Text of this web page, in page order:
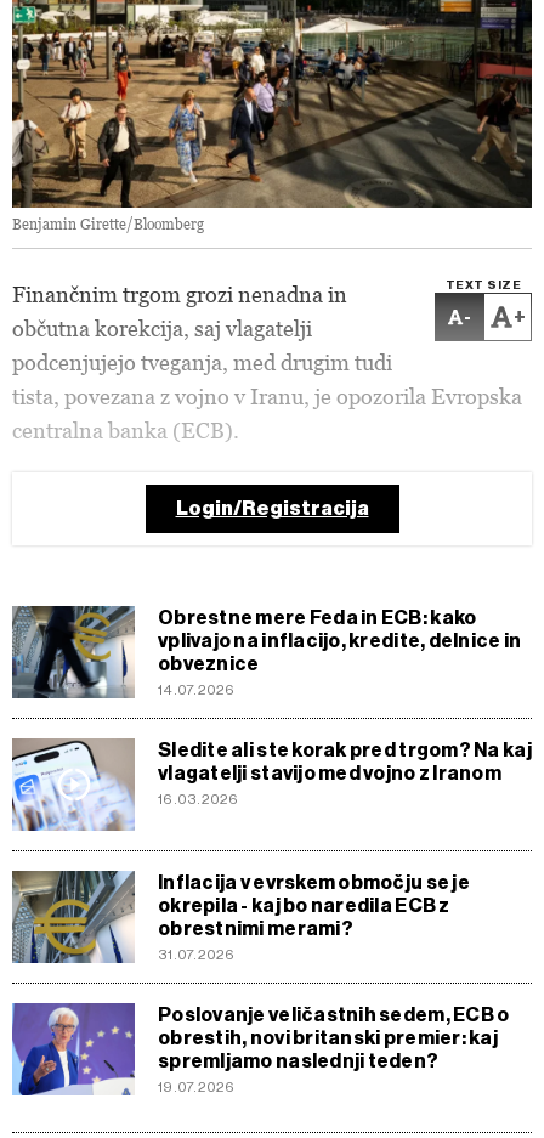
Benjamin Girette/Bloomberg
TEXT SIZE
- +
Finančnim trgom grozi nenadna in
občutna korekcija, saj vlagatelji
podcenjujejo tveganja, med drugim tudi
tista, povezana z vojno v Iranu, je opozorila Evropska
centralna banka (ECB).
Login/Registracija
Obrestne mere Feda in ECB: kako
vplivajo na inflacijo, kredite, delnice in
obveznice
14.07.2026
Sledite ali ste korak pred trgom? Na kaj
vlagatelji stavijo med vojno z Iranom
16.03.2026
Inflacija v evrskem območju se je
okrepila - kaj bo naredila ECB z
obrestnimi merami?
31.07.2026
Poslovanje veličastnih sedem, ECB o
obrestih, novi britanski premier: kaj
spremljamo naslednji teden?
19.07.2026